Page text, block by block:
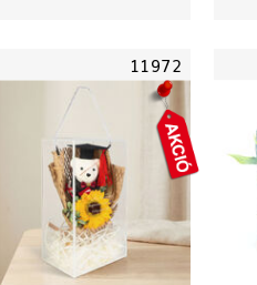
11972